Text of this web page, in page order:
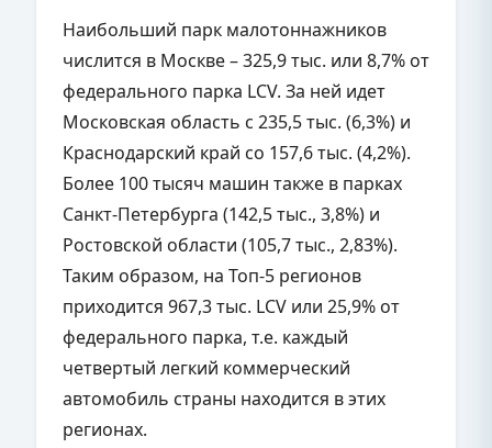
Наибольший парк малотоннажников
числится в Москве – 325,9 тыс. или 8,7% от
федерального парка LCV. За ней идет
Московская область с 235,5 тыс. (6,3%) и
Краснодарский край со 157,6 тыс. (4,2%).
Более 100 тысяч машин также в парках
Санкт-Петербурга (142,5 тыс., 3,8%) и
Ростовской области (105,7 тыс., 2,83%).
Таким образом, на Топ-5 регионов
приходится 967,3 тыс. LCV или 25,9% от
федерального парка, т.е. каждый
четвертый легкий коммерческий
автомобиль страны находится в этих
регионах.